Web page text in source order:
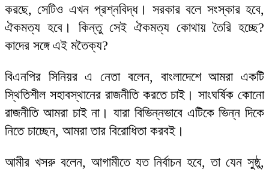
করছে, সেটিও এখন প্রশ্নবিদ্ধ। সরকার বলে সংস্কার হবে,
ঐকমত্য হবে। কিন্তু সেই ঐকমত্য কোথায় তৈরি হচ্ছে?
কাদের সঙ্গে এই মতৈক্য?
বিএনপির সিনিয়র এ নেতা বলেন, বাংলাদেশে আমরা একটি
স্থিতিশীল সহাবস্থানের রাজনীতি করতে চাই। সাংঘর্ষিক কোনো
রাজনীতি আমরা চাই না। যারা বিভিন্নভাবে এটিকে ভিন্ন দিকে
নিতে চাচ্ছেন, আমরা তার বিরোধিতা করবই।
আমীর খসরু বলেন, আগামীতে যত নির্বাচন হবে, তা যেন সুষ্ঠু,